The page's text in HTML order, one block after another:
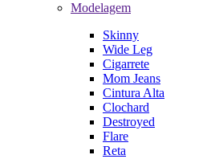
Modelagem
Skinny
Wide Leg
Cigarrete
Mom Jeans
Cintura Alta
Clochard
Destroyed
Flare
Reta